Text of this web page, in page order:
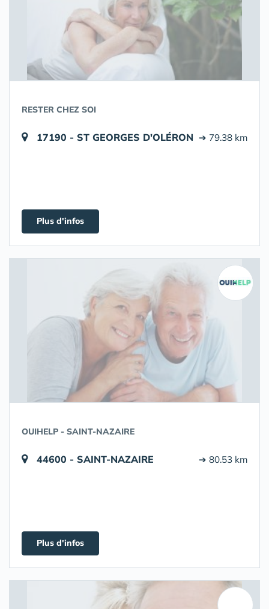
RESTER CHEZ SOI
17190 - ST GEORGES D'OLÉRON ➔ 79.38 km
Plus d'infos
OUIHELP - SAINT-NAZAIRE
44600 - SAINT-NAZAIRE ➔ 80.53 km
Plus d'infos